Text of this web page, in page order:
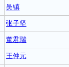
吴镇
张子坚
董君瑞
王仲元